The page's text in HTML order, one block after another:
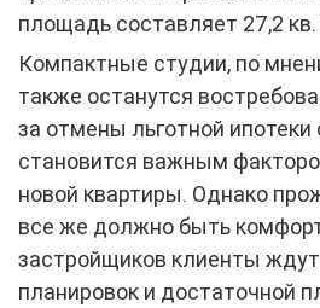
площадь составляет 27,2 кв.
Компактные студии, по
также останутся
за отмены льготной
становится важным
новой квартиры. Однако
все же должно быть
застройщиков клиенты
планировок и достаточной